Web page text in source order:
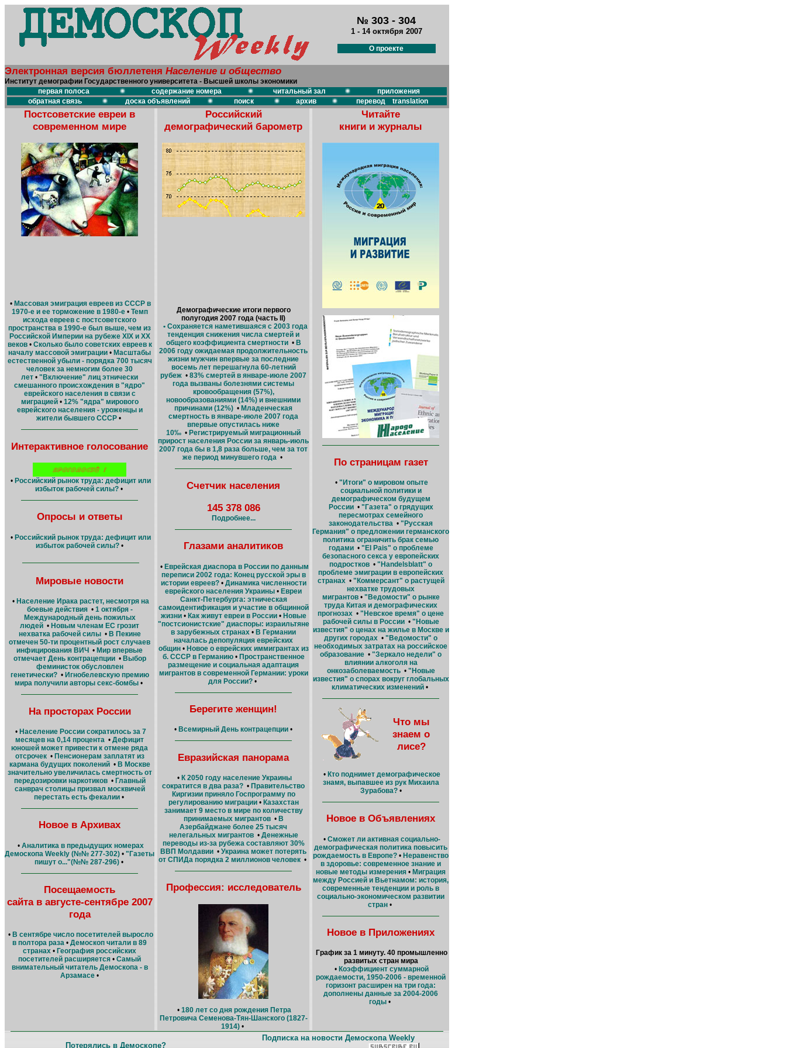
№ 303 - 304
1 - 14 октября 2007
О проекте
Электронная версия бюллетеня Население и общество
Институт демографии Государственного университета - Высшей школы экономики
первая полоса
содержание номера читальный зал
приложения
обратная связь
доска объявлений поиск архив перевод translation
Постсоветские евреи в
современном мире
• Массовая эмиграция евреев из СССР в
1970-е и ее торможение в 1980-е• Темп
исхода евреев с постсоветского
пространства в 1990-е был выше, чем из
Российской Империи на рубеже ХIХ и ХХ
веков• Сколько было советских евреев к
началу массовой эмиграции • Масштабы
естественной убыли - порядка 700 тысяч
человек за немногим более 30
лет • "Включение" лиц этнически
смешанного происхождения в "ядро"
еврейского населения в связи с
миграцией• 12% "ядра" мирового
еврейского населения - уроженцы и
жители бывшего СССР •
Интерактивное голосование
• Российский рынок труда: дефицит или
избыток рабочей силы?•
Опросы и ответы
• Российский рынок труда: дефицит или
избыток рабочей силы? •
Мировые новости
• Население Ирака растет, несмотря на
боевые действия• 1 октября -
Международный день пожилых
людей • Новым членам ЕС грозит
нехватка рабочей силы• В Пекине
отмечен 50-ти процентный рост случаев
инфицирования ВИЧ • Мир впервые
отмечает День контрацепции• Выбор
феминисток обусловлен
генетически?• Игнобелевскую премию
мира получили авторы секс-бомбы •
На просторах России
• Население России сократилось за 7
месяцев на 0,14 процента • Дефицит
юношей может привести к отмене ряда
отсрочек• Пенсионерам заплатят из
кармана будущих поколений• В Москве
значительно увеличилась смертность от
передозировки наркотиков• Главный
санврач столицы призвал москвичей
перестать есть фекалии•
Новое в Архивах
• Аналитика в предыдущих номерах
Демоскопа Weekly (№№ 277-302) • "Газеты
пишут о..."(№№ 287-296)•
Посещаемость
сайта в августе-сентябре 2007
года
• В сентябре число посетителей выросло
в полтора раза • Демоскоп читали в 89
странах • География российских
посетителей расширяется • Cамый
внимательный читатель Демоскопа - в
Арзамасе •
Российский
демографический барометр
Демографические итоги первого
полугодия 2007 года (часть II)
• Сохраняется наметившаяся с 2003 года
тенденция снижения числа смертей и
общего коэффициента смертности• В
2006 году ожидаемая продолжительность
жизни мужчин впервые за последние
восемь лет перешагнула 60-летний
рубеж • 83% смертей в январе-июле 2007
года вызваны болезнями системы
кровообращения (57%),
новообразованиями (14%) и внешними
причинами (12%) • Младенческая
смертность в январе-июле 2007 года
впервые опустилась ниже
10‰ • Регистрируемый миграционный
прирост населения России за январь-июль
2007 года бы в 1,8 раза больше, чем за тот
же период минувшего года •
Счетчик населения
145 378 086
Подробнее...
Глазами аналитиков
• Еврейская диаспора в России по данным
переписи 2002 года: Конец русской эры в
истории евреев?• Динамика численности
еврейского населения Украины • Евреи
Санкт-Петербурга: этническая
самоидентификация и участие в общинной
жизни• Как живут евреи в России• Новые
"постсионистские" диаспоры: израильтяне
в зарубежных странах • В Германии
началась депопуляция еврейских
общин• Новое о еврейских иммигрантах из
б. СССР в Германию• Пространственное
размещение и социальная адаптация
мигрантов в современной Германии: уроки
для России? •
Берегите женщин!
• Всемирный День контрацепции •
Евразийская панорама
• К 2050 году население Украины
сократится в два раза? • Правительство
Киргизии приняло Госпрограмму по
регулированию миграции• Казахстан
занимает 9 место в мире по количеству
принимаемых мигрантов• В
Азербайджане более 25 тысяч
нелегальных мигрантов• Денежные
переводы из-за рубежа составляют 30%
ВВП Молдавии • Украина может потерять
от СПИДа порядка 2 миллионов человек •
Профессия: исследователь
• 180 лет со дня рождения Петра
Петровича Семенова-Тян-Шанского (1827-
1914) •
Читайте
книги и журналы
По страницам газет
• "Итоги" о мировом опыте
социальной политики и
демографическом будущем
России•"Газета" о грядущих
пересмотрах семейного
законодательства • "Русская
Германия" о предложении германского
политика ограничить брак семью
годами• "Еl Pais" о проблеме
безопасного секса у европейских
подростков • "Handelsblatt" о
проблеме эмиграции в европейских
странах•"Коммерсант" о растущей
нехватке трудовых
мигрантов•"Ведомости" о рынке
труда Китая и демографических
прогнозах • "Невское время" о цене
рабочей силы в России•"Новые
известия" о ценах на жилье в Москве и
других городах • "Ведомости" о
необходимых затратах на российское
образование • "Зеркало недели" о
влиянии алкоголя на
онкозаболеваемость• "Новые
известия" о спорах вокруг глобальных
климатических изменений •
Что мы
знаем о
лисе?
• Кто поднимет демографическое
знамя, выпавшее из рук Михаила
Зурабова?•
Новое в Объявлениях
•Сможет ли активная социально-
демографическая политика повысить
рождаемость в Европе? • Неравенство
в здоровье: современное знание и
новые методы измерения • Миграция
между Россией и Вьетнамом: история,
современные тенденции и роль в
социально-экономическом развитии
стран •
Новое в Приложениях
График за 1 минуту. 40 промышленно
развитых стран мира
• Коэффициент суммарной
рождаемости, 1950-2006 - временной
горизонт расширен на три года:
дополнены данные за 2004-2006
годы •
Потерялись в Демоскопе?
Подписка на новости Демоскопа Weekly